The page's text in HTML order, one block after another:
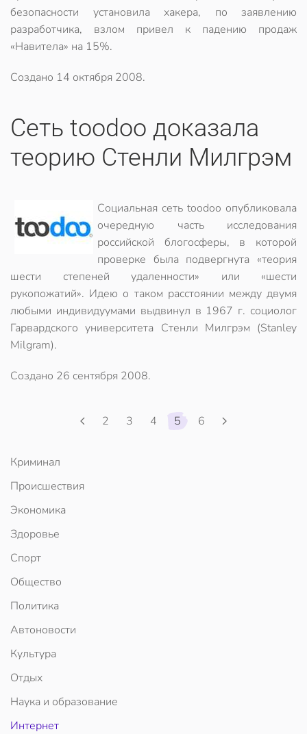
безопасности установила хакера, по заявлению
разработчика, взлом привел к падению продаж
«Навитела» на 15%.
Создано 14 октября 2008.
Сеть toodoo доказала
теорию Стенли Милгрэм
Социальная сеть toodoo опубликовала
очередную часть исследования
российской блогосферы, в которой
проверке была подвергнута «теория
шести степеней удаленности» или «шести
рукопожатий». Идею о таком расстоянии между двумя
любыми индивидуумами выдвинул в 1967 г. социолог
Гарвардского университета Стенли Милгрэм (Stanley
Milgram).
Создано 26 сентября 2008.
2 3 4 5 6
Криминал
Происшествия
Экономика
Здоровье
Спорт
Общество
Политика
Автоновости
Культура
Отдых
Наука и образование
Интернет